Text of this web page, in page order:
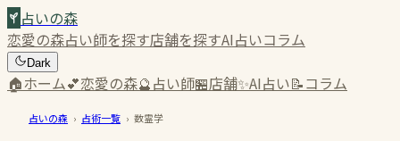
占いの森
恋愛の森占い師を探す店舗を探すAI占いコラム
Dark
🏠ホーム💕恋愛の森🔮占い師🏪店舗✨AI占い📝コラム
占いの森 › 占術一覧 › 数霊学